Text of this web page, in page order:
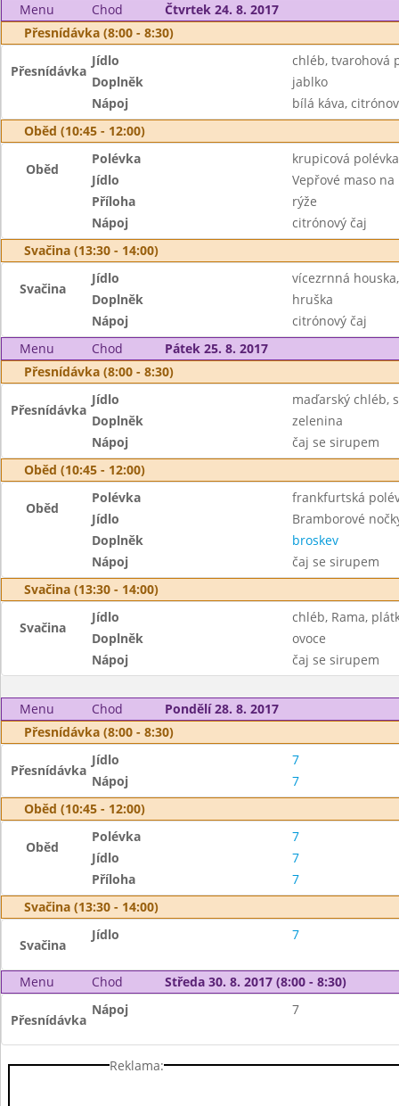
Menu
Chod
Čtvrtek 24. 8. 2017
Přesnídávka (8:00 - 8:30)
Přesnídávka
Jídlo
chléb, tvarohová
Doplněk
jablko
Nápoj
bílá káva,
Oběd (10:45 - 12:00)
Oběd
Polévka
krupicová
Jídlo
Vepřové maso na
Příloha
rýže
Nápoj
citrónový čaj
Svačina (13:30 - 14:00)
Svačina
Jídlo
vícezrnná
Doplněk
hruška
Nápoj
citrónový čaj
Menu
Chod
Pátek 25. 8. 2017
Přesnídávka (8:00 - 8:30)
Přesnídávka
Jídlo
maďarský chléb,
Doplněk
zelenina
Nápoj
čaj se sirupem
Oběd (10:45 - 12:00)
Oběd
Polévka
frankfurtská
Jídlo
Bramborové
Doplněk
broskev
Nápoj
čaj se sirupem
Svačina (13:30 - 14:00)
Svačina
Jídlo
chléb, Rama,
Doplněk
ovoce
Nápoj
čaj se sirupem
Menu Chod
Pondělí 28. 8. 2017
Přesnídávka (8:00 - 8:30)
Přesnídávka
Jídlo
7
Nápoj
7
Oběd (10:45 - 12:00)
Oběd
Polévka
7
Jídlo
7
Příloha
7
Svačina (13:30 - 14:00)
Svačina
Jídlo 7
Menu Chod Středa 30. 8. 2017 (8:00 - 8:30)
Přesnídávka
Nápoj 7
Reklama: